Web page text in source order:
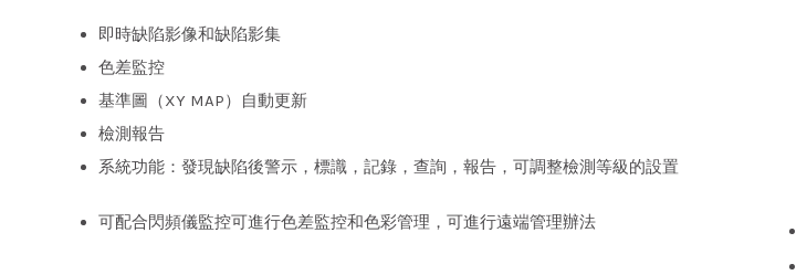
即時缺陷影像和缺陷影集
色差監控
基準圖（XY MAP）自動更新
檢測報告
系統功能：發現缺陷後警示，標識，記錄，查詢，報告，可調整檢測等級的設置
可配合閃頻儀監控可進行色差監控和色彩管理，可進行遠端管理辦法